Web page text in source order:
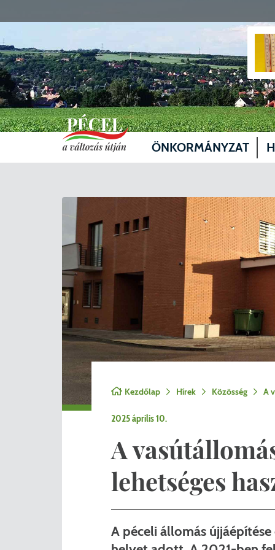
ÖNKORMÁNYZAT
Képviselő-testület
Bizottságok
Döntéshozatal
Nemzetiségi
Önkormányzati
Pályázatok
Belső visszaélés bejelentő
Kezdőlap Hírek Közösség A
2025 április 10.
A
lehetséges
A péceli állomás